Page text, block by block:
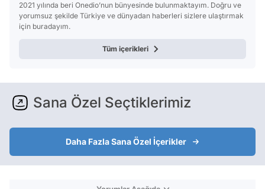
2021 yılında beri Onedio’nun bünyesinde bulunmaktayım. Doğru ve
yorumsuz şekilde Türkiye ve dünyadan haberleri sizlere ulaştırmak
için buradayım.
Tüm içerikleri
Sana Özel Seçtiklerimiz
Daha Fazla Sana Özel İçerikler